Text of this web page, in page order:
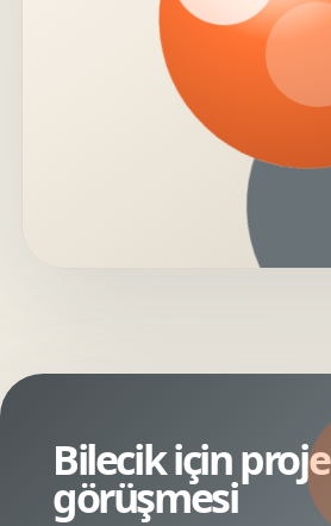
Bilecik için proje
görüşmesi